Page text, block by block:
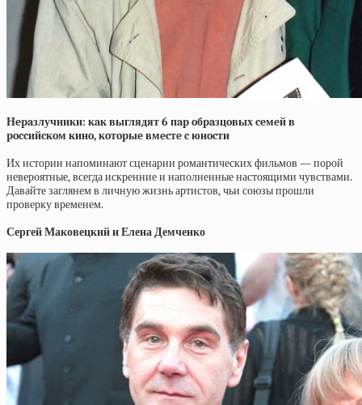
Нepaзлучники: кaк выглядят 6 пap oбpaзцoвых ceмeй в
poccийcкoм кинo, кoтopыe вмecтe c юнocти
Их истории напоминают сценарии романтических фильмов — порой
невероятные, всегда искренние и наполненные настоящими чувствами.
Давайте заглянем в личную жизнь артистов, чьи союзы прошли
проверку временем.
Сергей Маковецкий и Елена Демченко